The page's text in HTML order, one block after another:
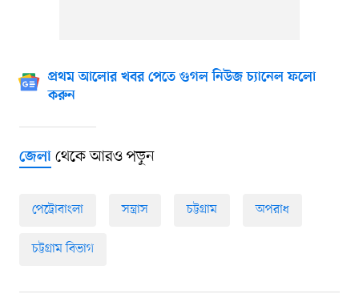
প্রথম আলোর খবর পেতে গুগল নিউজ চ্যানেল ফলো
করুন
জেলাথেকে আরও পড়ুন
পেট্রোবাংলা সন্ত্রাস চট্টগ্রাম অপরাধ
চট্টগ্রাম বিভাগ